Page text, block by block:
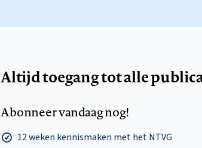
Altijd toegang tot alle
Abonneer vandaag nog!
12 weken kennismaken met het NTVG